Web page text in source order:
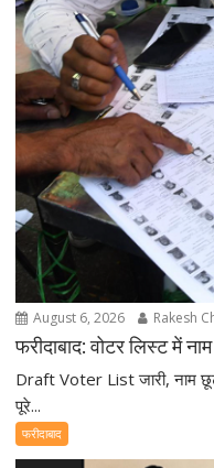
August 6, 2026 Rakesh
फरीदाबाद: वोटर लिस्ट में
Draft Voter List जारी, नाम
पूरे...
फरीदाबाद